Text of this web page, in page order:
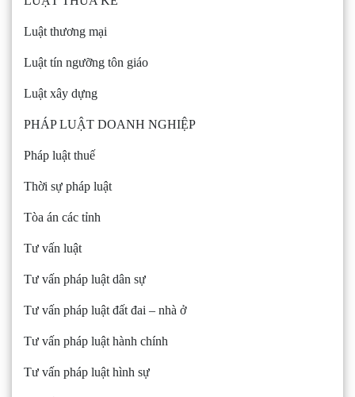
Luật thương mại
Luật tín ngưỡng tôn giáo
Luật xây dựng
PHÁP LUẬT DOANH NGHIỆP
Pháp luật thuế
Thời sự pháp luật
Tòa án các tỉnh
Tư vấn luật
Tư vấn pháp luật dân sự
Tư vấn pháp luật đất đai – nhà ở
Tư vấn pháp luật hành chính
Tư vấn pháp luật hình sự